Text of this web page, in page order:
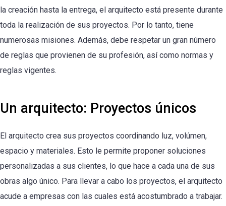
la creación hasta la entrega, el arquitecto está presente durante
toda la realización de sus proyectos. Por lo tanto, tiene
numerosas misiones. Además, debe respetar un gran número
de reglas que provienen de su profesión, así como normas y
reglas vigentes.
Un arquitecto: Proyectos únicos
El arquitecto crea sus proyectos coordinando luz, volúmen,
espacio y materiales. Esto le permite proponer soluciones
personalizadas a sus clientes, lo que hace a cada una de sus
obras algo único. Para llevar a cabo los proyectos, el arquitecto
acude a empresas con las cuales está acostumbrado a trabajar.